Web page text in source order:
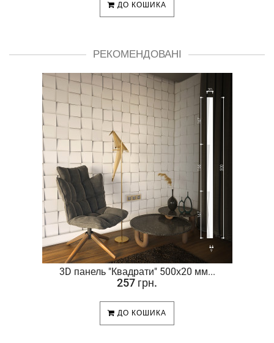
ДО КОШИКА
РЕКОМЕНДОВАНІ
3D панель "Квадрати" 500х20 мм...
257 грн.
ДО КОШИКА